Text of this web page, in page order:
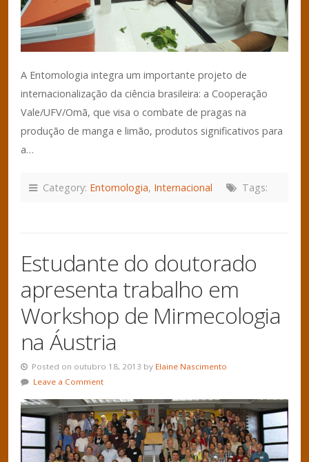
A Entomologia integra um importante projeto de
internacionalização da ciência brasileira: a Cooperação
Vale/UFV/Omã, que visa o combate de pragas na
produção de manga e limão, produtos significativos para
a…
Category: Entomologia, Internacional Tags:
Estudante do doutorado
apresenta trabalho em
Workshop de Mirmecologia
na Áustria
Posted on outubro 18, 2013 by Elaine Nascimento
Leave a Comment